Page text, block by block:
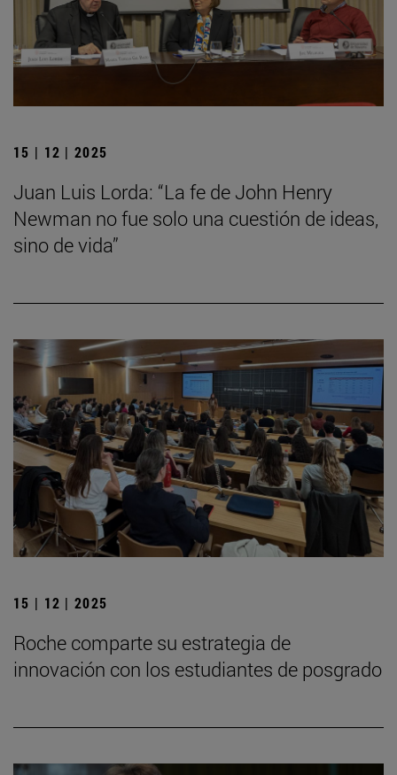
15 | 12 | 2025
Juan Luis Lorda: “La fe de John Henry
Newman no fue solo una cuestión de ideas,
sino de vida”
15 | 12 | 2025
Roche comparte su estrategia de
innovación con los estudiantes de posgrado